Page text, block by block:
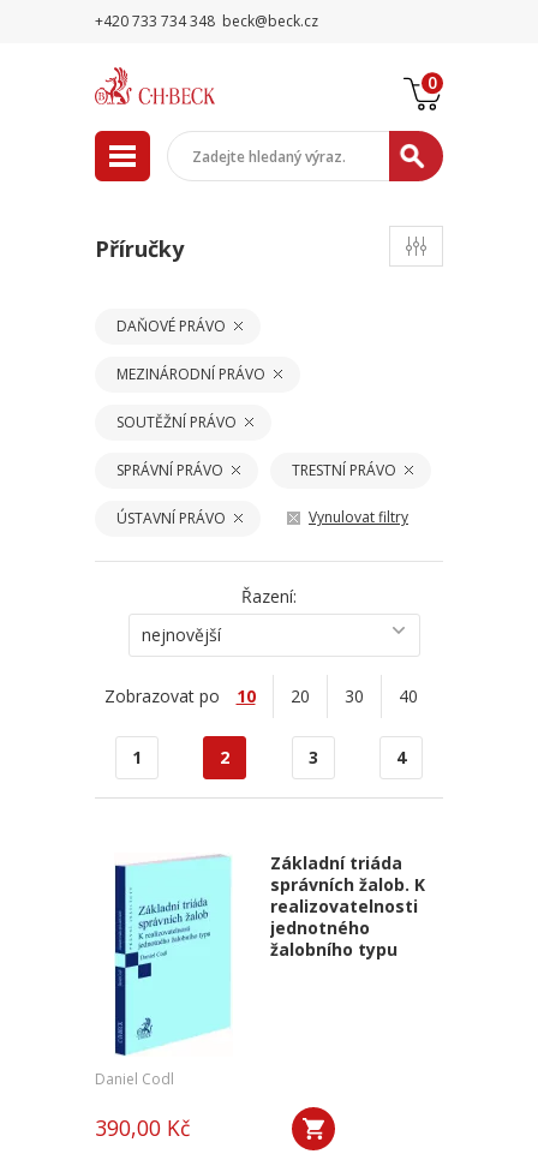
+420 733 734 348 beck@beck.cz
0
Příručky
DAŇOVÉ PRÁVO
MEZINÁRODNÍ PRÁVO
SOUTĚŽNÍ PRÁVO
SPRÁVNÍ PRÁVO TRESTNÍ PRÁVO
ÚSTAVNÍ PRÁVO Vynulovat filtry
Řazení:
nejnovější
Zobrazovat po 10 20 30 40
1 2 3 4
Základní triáda
správních žalob. K
realizovatelnosti
jednotného
žalobního typu
Daniel Codl
390,00 Kč